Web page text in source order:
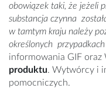
obowiązek taki, że jeżeli
substancja czynna
w tamtym kraju należy
określonych
informowania GIF oraz
produktu. Wytwórcy i
pomocniczych.